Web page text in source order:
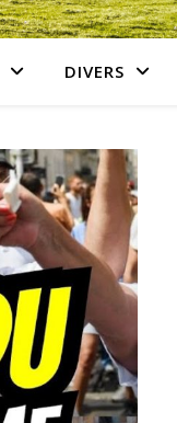
DIVERS